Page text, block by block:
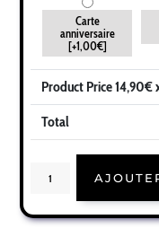
Carte
anniversaire
[+1,00€]
Product Price14,90€
Total
|